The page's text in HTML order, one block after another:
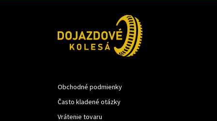
Obchodné podmienky
Často kladené otázky
Vrátenie tovaru